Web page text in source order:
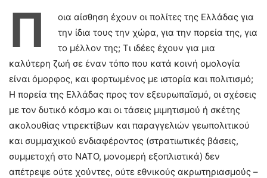
Π
οια αίσθηση έχουν οι πολίτες της Ελλάδας για
την ίδια τους την χώρα, για την πορεία της, για
το μέλλον της; Τι ιδέες έχουν για μια
καλύτερη ζωή σε έναν τόπο που κατά κοινή ομολογία
είναι όμορφος, και φορτωμένος με ιστορία και πολιτισμό;
Η πορεία της Ελλάδας προς τον εξευρωπαϊσμό, οι σχέσεις
με τον δυτικό κόσμο και οι τάσεις μιμητισμού ή σκέτης
ακολουθίας ντιρεκτίβων και παραγγελιών γεωπολιτικού
και συμμαχικού ενδιαφέροντος (στρατιωτικές βάσεις,
συμμετοχή στο ΝΑΤΟ, μονομερή εξοπλιστικά) δεν
απέτρεψε ούτε χούντες, ούτε εθνικούς ακρωτηριασμούς –